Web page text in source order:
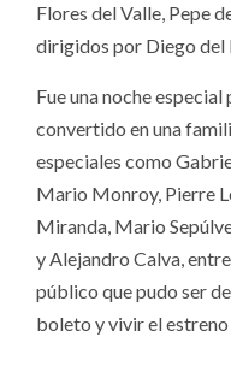
Flores del Valle, Pepe
dirigidos por Diego del
Fue una noche especial
convertido en una
especiales como
Mario Monroy, Pierre
Miranda, Mario
y Alejandro Calva,
público que pudo ser
boleto y vivir el estreno